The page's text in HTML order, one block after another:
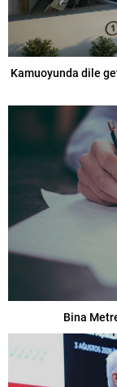
Kamuoyunda dile
Bina